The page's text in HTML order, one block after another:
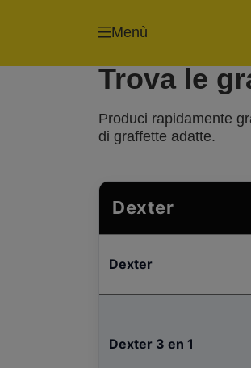
Menù
Trova le
Produci rapidamente
di graffette adatte.
Dexter
Dexter
Dexter 3 en 1